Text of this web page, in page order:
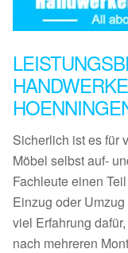
Sicherlich ist es für
Möbel selbst auf-
Fachleute einen
Einzug oder
viel Erfahrung
nach mehreren